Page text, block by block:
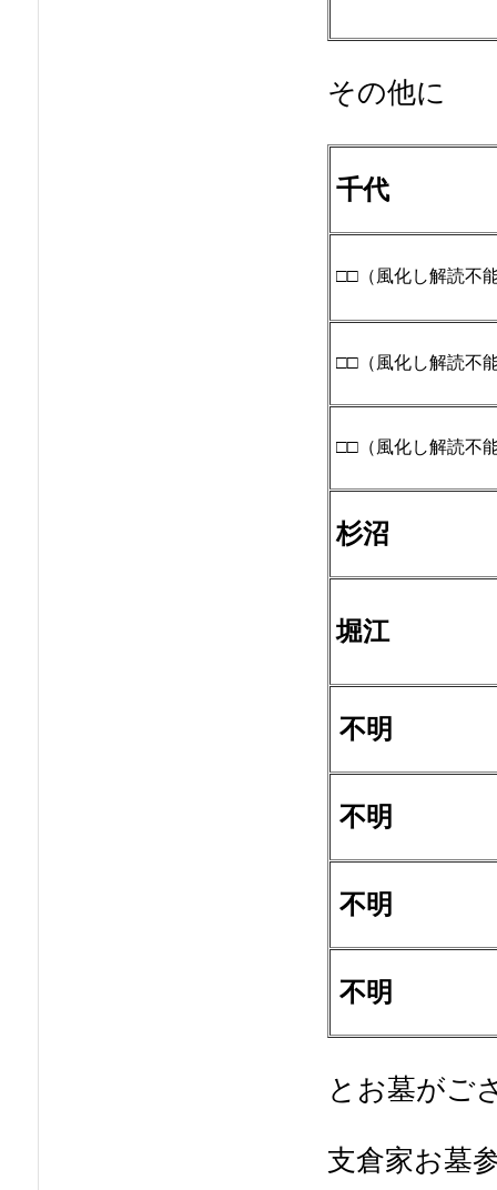
その他に
千代
□□ （風化し解読不
□□ （風化し解読不
□□ （風化し解読不
杉沼
堀江
不明
不明
不明
不明
とお墓がご
支倉家お墓